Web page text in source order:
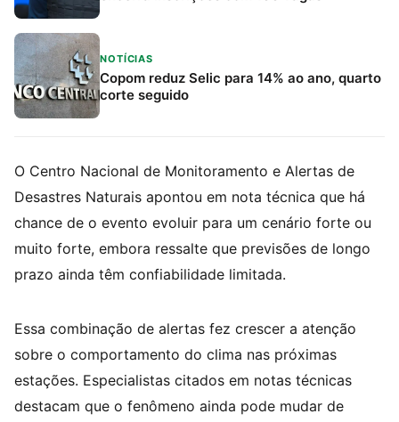
NOTÍCIAS
Copom reduz Selic para 14% ao ano, quarto
corte seguido
O Centro Nacional de Monitoramento e Alertas de
Desastres Naturais apontou em nota técnica que há
chance de o evento evoluir para um cenário forte ou
muito forte, embora ressalte que previsões de longo
prazo ainda têm confiabilidade limitada.
Essa combinação de alertas fez crescer a atenção
sobre o comportamento do clima nas próximas
estações. Especialistas citados em notas técnicas
destacam que o fenômeno ainda pode mudar de